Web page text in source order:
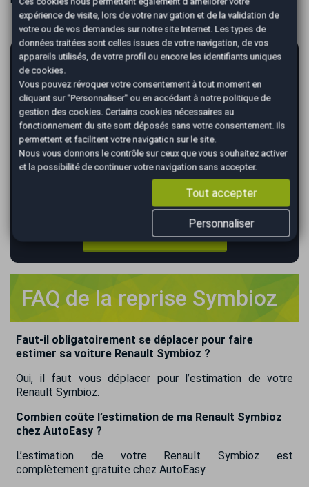
AutoEasy vous garantit la vente de votre
voiture au meilleur prix !
Renseignez votre immatriculation*
Renseignez le kilométrage de votre véhicule
VALIDER
FAQ de la reprise Symbioz
Faut-il obligatoirement se déplacer pour faire
estimer sa voiture Renault Symbioz ?
Oui, il faut vous déplacer pour l’estimation de votre
Renault Symbioz.
Combien coûte l’estimation de ma Renault Symbioz
chez AutoEasy ?
L’estimation de votre Renault Symbioz est
complètement gratuite chez AutoEasy.
expérience de visite, lors de votre navigation et de la validation de
votre ou de vos demandes sur notre site Internet. Les types de
données traitées sont celles issues de votre navigation, de vos
appareils utilisés, de votre profil ou encore les identifiants uniques
de cookies.
Vous pouvez révoquer votre consentement à tout moment en
cliquant sur "Personnaliser" ou en accédant à notre politique de
gestion des cookies. Certains cookies nécessaires au
fonctionnement du site sont déposés sans votre consentement. Ils
permettent et facilitent votre navigation sur le site.
Nous vous donnons le contrôle sur ceux que vous souhaitez activer
et la possibilité de continuer votre navigation sans accepter.
Tout accepter
Personnaliser